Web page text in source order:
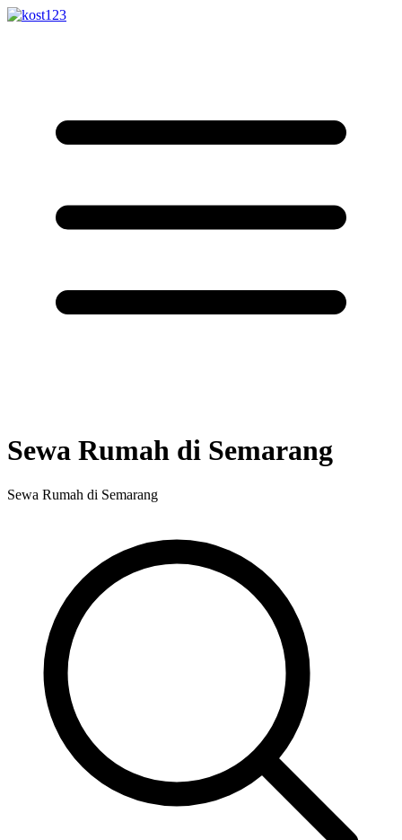
Sewa Rumah di Semarang
Sewa Rumah di Semarang